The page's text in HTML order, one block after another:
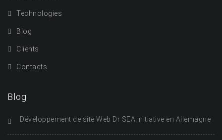
Technologies
Blog
Clients
Contacts
Blog
Développement de site Web Dr SEA Initiative en Allemagne